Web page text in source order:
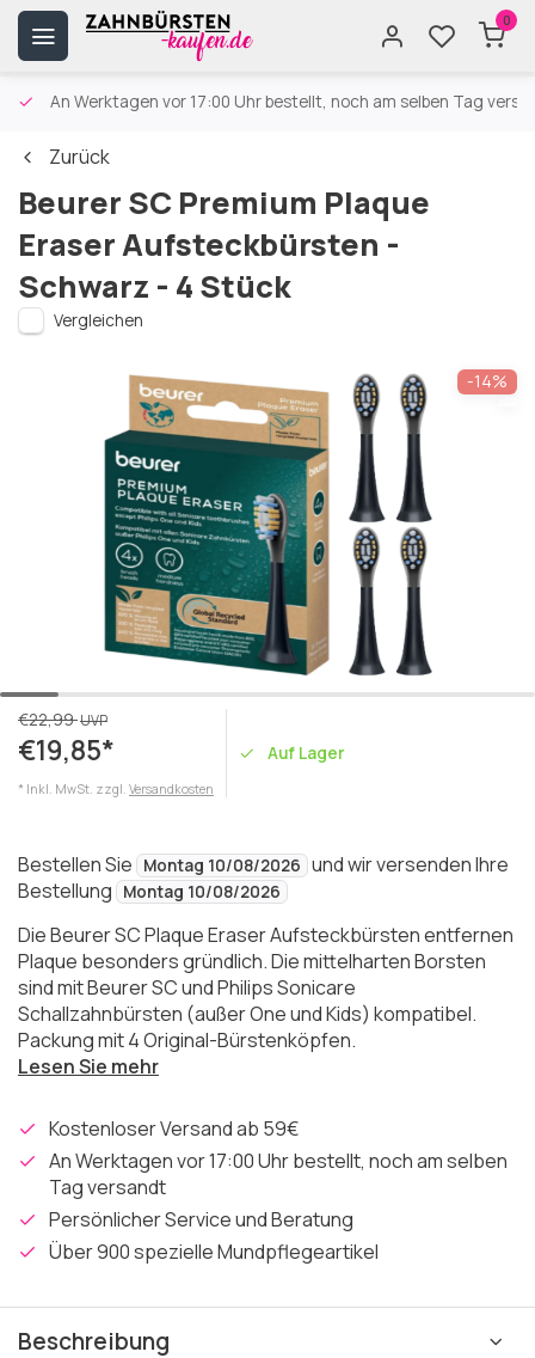
0
An Werktagen vor 17:00 Uhr bestellt, noch am selben Tag
Zurück
Beurer SC Premium Plaque
Eraser Aufsteckbürsten -
Schwarz - 4 Stück
Vergleichen
-14%
€22,99UVP
€19,85*
* Inkl. MwSt. zzgl. Versandkosten
Auf Lager
Bestellen Sie Montag 10/08/2026 und wir versenden Ihre
Bestellung
Montag 10/08/2026
Die Beurer SC Plaque Eraser Aufsteckbürsten entfernen
Plaque besonders gründlich. Die mittelharten Borsten
sind mit Beurer SC und Philips Sonicare
Schallzahnbürsten (außer One und Kids) kompatibel.
Packung mit 4 Original-Bürstenköpfen.
Lesen Sie mehr
Kostenloser Versand ab 59€
An Werktagen vor 17:00 Uhr bestellt, noch am selben
Tag versandt
Persönlicher Service und Beratung
Über 900 spezielle Mundpflegeartikel
Beschreibung